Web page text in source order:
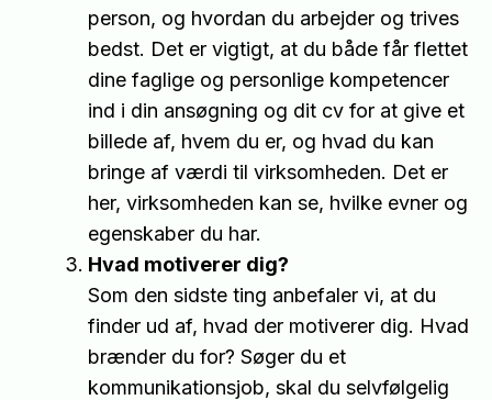
person, og hvordan du arbejder og trives
bedst. Det er vigtigt, at du både får flettet
dine faglige og personlige kompetencer
ind i din ansøgning og dit cv for at give et
billede af, hvem du er, og hvad du kan
bringe af værdi til virksomheden. Det er
her, virksomheden kan se, hvilke evner og
egenskaber du har.
Hvad motiverer dig?
Som den sidste ting anbefaler vi, at du
finder ud af, hvad der motiverer dig. Hvad
brænder du for? Søger du et
kommunikationsjob, skal du selvfølgelig